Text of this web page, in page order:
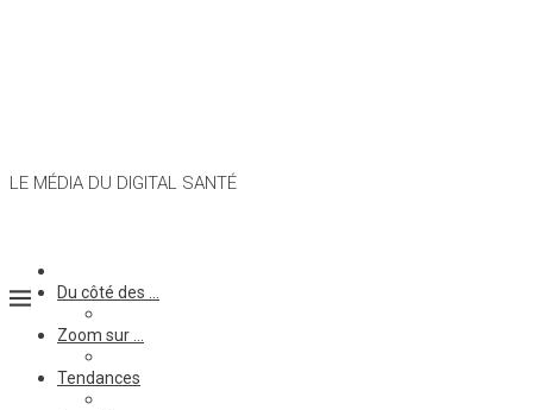
LE MÉDIA DU DIGITAL SANTÉ
Du côté des …
Zoom sur …
Tendances